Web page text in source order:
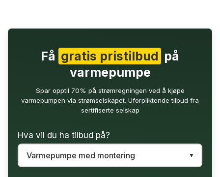
Få gratis pristilbud på
varmepumpe
Spar opptil 70% på strømregningen ved å kjøpe
varmepumpen via strømselskapet. Uforpliktende tilbud fra
sertifiserte selskap
Hva vil du ha tilbud på?